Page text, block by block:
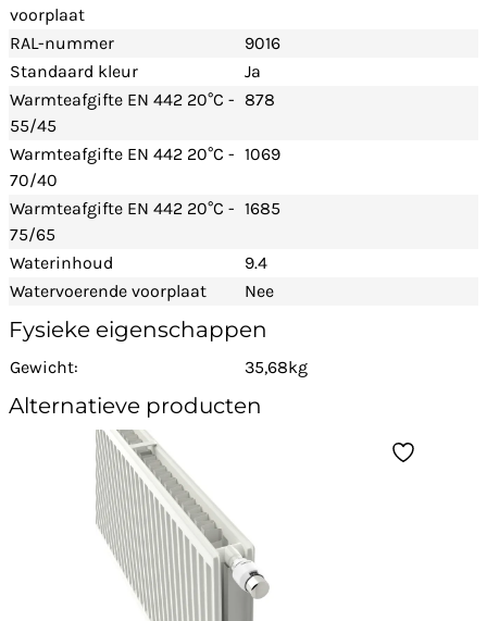
voorplaat
RAL-nummer
9016
Standaard kleur
Ja
Warmteafgifte EN 442 20°C -
55/45
878
Warmteafgifte EN 442 20°C -
70/40
1069
Warmteafgifte EN 442 20°C -
75/65
1685
Waterinhoud
9.4
Watervoerende voorplaat
Nee
Fysieke eigenschappen
Gewicht: 35,68kg
Alternatieve producten